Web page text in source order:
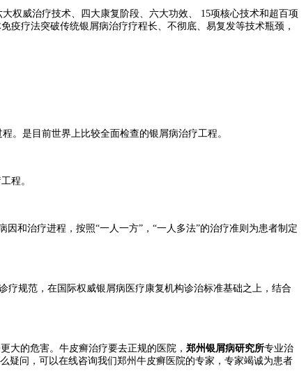
权威治疗技术、四大康复阶段、六大功效、 15项核心技术和超百项
疫疗法突破传统银屑病治疗疗程长、不彻底、易复发等技术瓶颈，
。是目前世界上比较全面检查的银屑病治疗工程。
程。
和治疗进程，按照“一人一方”，“一人多法”的治疗准则为患者制定
规范，在国际权威银屑病医疗康复机构诊治标准基础之上，结合
大的危害。牛皮癣治疗要去正规的医院， 郑州银屑病研究所专业治
疑问，可以在线咨询我们郑州牛皮癣医院的专家，专家竭诚为患者